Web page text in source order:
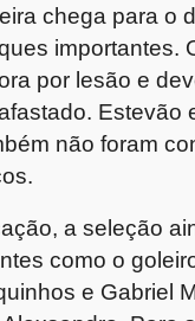
chega para o
importantes.
por lesão e
Estevão
não foram
a seleção
como o
e Gabriel